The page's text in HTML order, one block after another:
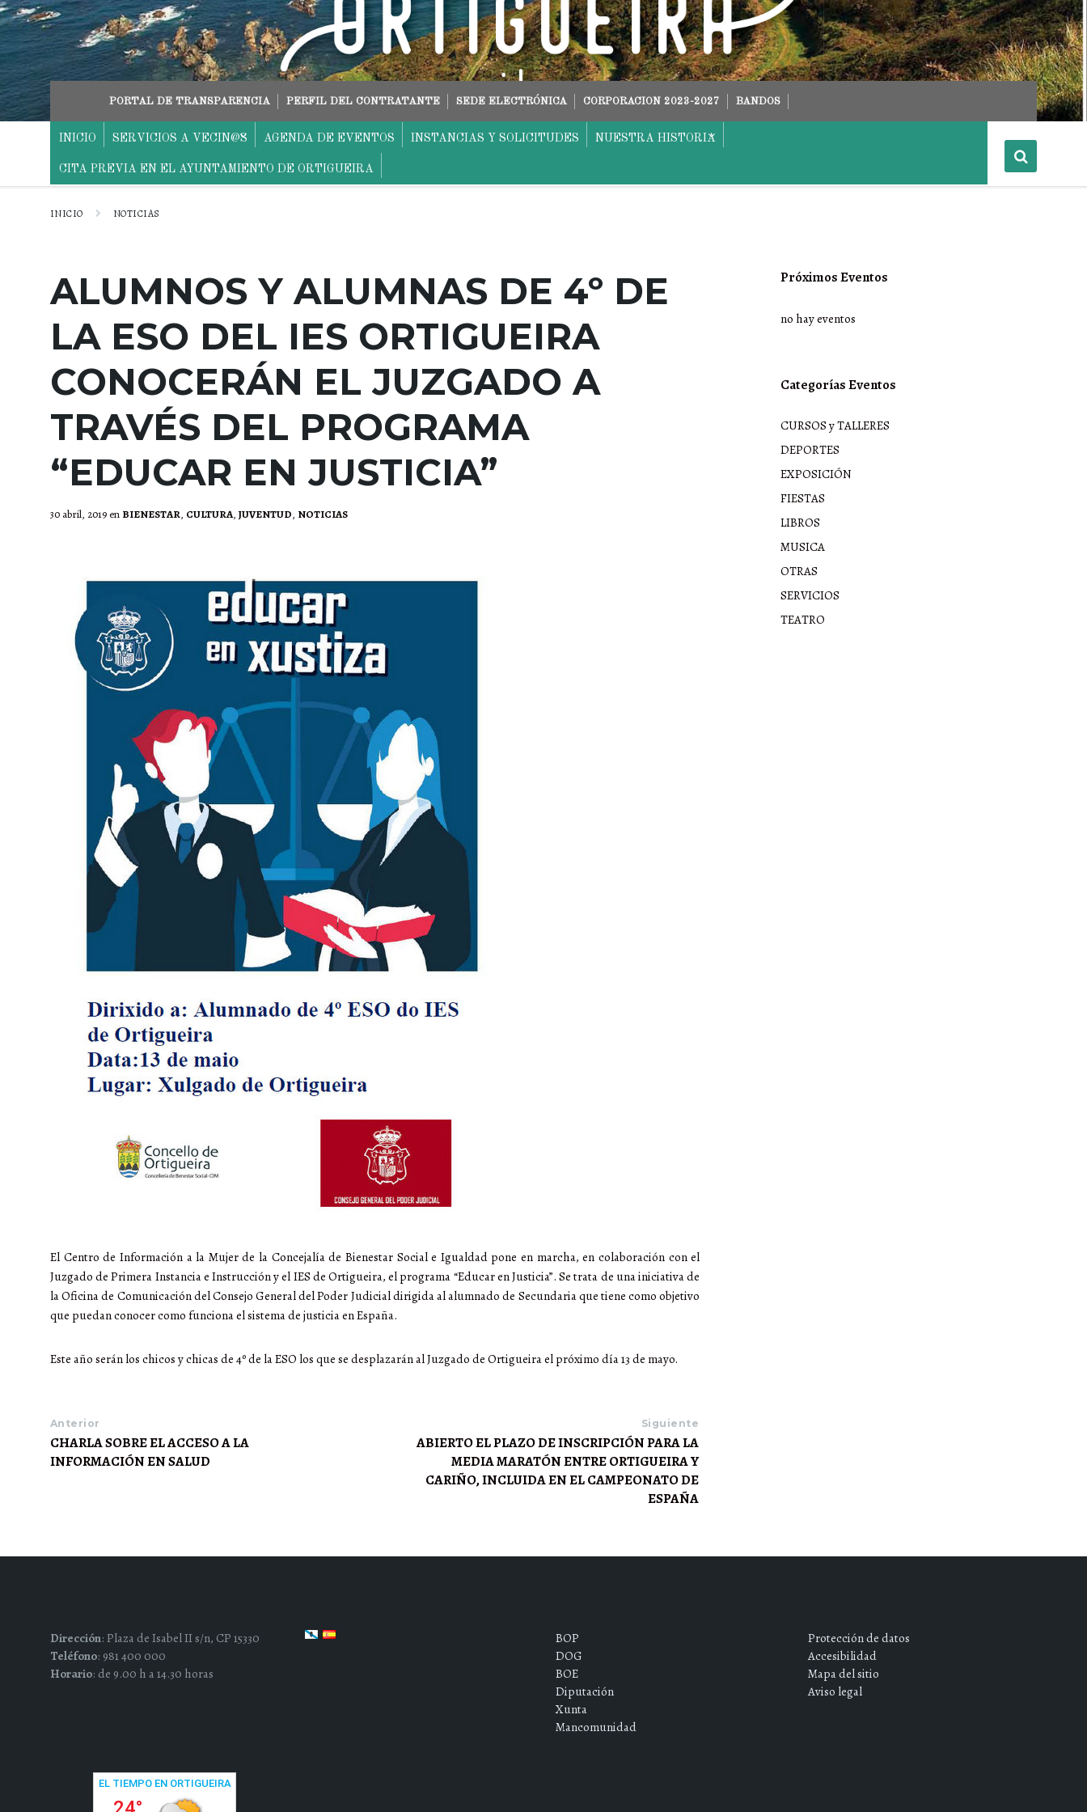
saltar
al
contenido
Saltar
a
la
navegación
principal
Saltar
al
pie
PORTAL DE TRANSPARENCIA PERFIL DEL CONTRATANTE SEDE ELECTRÓNICA CORPORACION 2023-2027 BANDOS
INICIO SERVICIOS A VECIN@S AGENDA DE EVENTOS INSTANCIAS Y SOLICITUDES NUESTRA HISTORIA
CITA PREVIA EN EL AYUNTAMIENTO DE ORTIGUEIRA
INICIO NOTICIAS
ALUMNOS Y ALUMNAS DE 4º DE
LA ESO DEL IES ORTIGUEIRA
CONOCERÁN EL JUZGADO A
TRAVÉS DEL PROGRAMA
“EDUCAR EN JUSTICIA”
30 abril, 2019 en BIENESTAR, CULTURA, JUVENTUD, NOTICIAS
El Centro de Información a la Mujer de la Concejalía de Bienestar Social e Igualdad pone en marcha, en colaboración con el
Juzgado de Primera Instancia e Instrucción y el IES de Ortigueira, el programa “Educar en Justicia”. Se trata de una iniciativa de
la Oficina de Comunicación del Consejo General del Poder Judicial dirigida al alumnado de Secundaria que tiene como objetivo
que puedan conocer como funciona el sistema de justicia en España.
Este año serán los chicos y chicas de 4º de la ESO los que se desplazarán al Juzgado de Ortigueira el próximo día 13 de mayo.
Anterior
CHARLA SOBRE EL ACCESO A LA
INFORMACIÓN EN SALUD
Siguiente
ABIERTO EL PLAZO DE INSCRIPCIÓN PARA LA
MEDIA MARATÓN ENTRE ORTIGUEIRA Y
CARIÑO, INCLUIDA EN EL CAMPEONATO DE
ESPAÑA
Próximos Eventos
no hay eventos
Categorías Eventos
CURSOS y TALLERES
DEPORTES
EXPOSICIÓN
FIESTAS
LIBROS
MUSICA
OTRAS
SERVICIOS
TEATRO
Dirección: Plaza de Isabel II s/n, CP 15330
Teléfono: 981 400 000
Horario: de 9.00 h a 14.30 horas
BOP
DOG
BOE
Diputación
Xunta
Mancomunidad
Protección de datos
Accesibilidad
Mapa del sitio
Aviso legal